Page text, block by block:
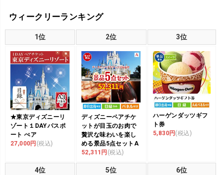
ウィークリーランキング
1位 2位 3位
★東京ディズニーリ
ゾート１DAYパスポ
ート ぺア
27,000円 (税込)
ディズニーペアチケ
ットが目玉のお肉で
贅沢な味わいを楽し
める景品5点セットA
52,311円 (税込)
ハーゲンダッツギフ
ト券
5,830円 (税込)
4位 5位 6位